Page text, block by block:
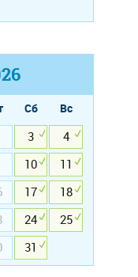
Сб
Вс
3
4
10
11
17
18
24
25
31